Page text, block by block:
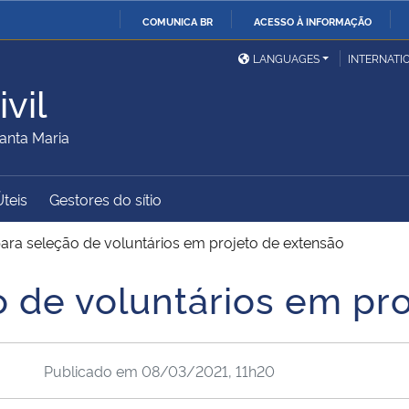
COMUNICA BR ACESSO À INFORMAÇÃO
Ministério da Defesa
Ministério das Relações
Exteriores
Ministério da Cidadania
Ministério do
Desenvolvimento Regional
União
Advocacia-Geral da União Banco Central do Brasil
LANGUAGES
Maria
Gestores do sítio
seleção de voluntários em projeto de extensão
de voluntários em
Publicado em 08/03/2021, 11h20